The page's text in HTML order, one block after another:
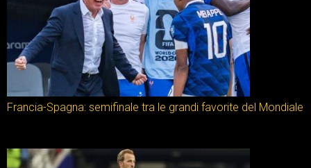
Francia-Spagna: semifinale tra le grandi favorite del Mondiale